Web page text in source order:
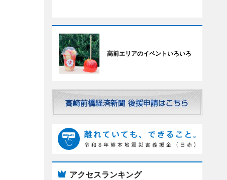
高前エリアのイベントいろいろ
アクセスランキング